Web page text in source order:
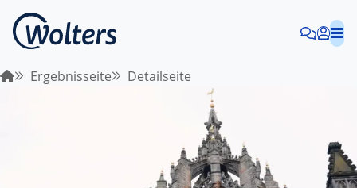
Ergebnisseite Detailseite